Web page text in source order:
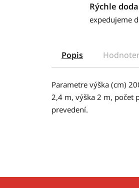
Rýchle
expedujeme
Popis
Parametre výška (cm)
2,4 m, výška 2 m, počet
prevedení.